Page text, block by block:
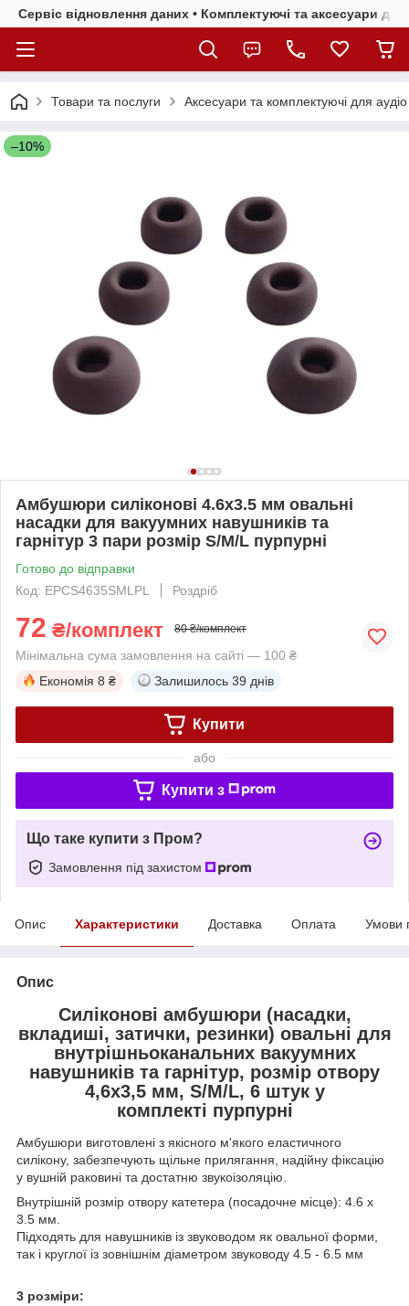
Сервіс відновлення даних • Комплектуючі та аксесуари
Товари та послуги Аксесуари та комплектуючі для
–10%
Амбушюри силіконові 4.6x3.5 мм овальні
насадки для вакуумних навушників та
гарнітур 3 пари розмір S/M/L пурпурні
Готово до відправки
Код: EPCS4635SMLPL
Роздріб
72 ₴/комплект 80 ₴/комплект
Мінімальна сума замовлення на сайті — 100 ₴
Економія 8 ₴ Залишилось 39 днів
Купити
або
Купити з
Що таке купити з Пром?
Замовлення під захистом
Опис Характеристики Доставка Оплата Умови
Опис
Силіконові амбушюри (насадки,
вкладиші, затички, резинки) овальні для
внутрішньоканальних вакуумних
навушників та гарнітур, розмір отвору
4,6x3,5 мм, S/M/L, 6 штук у
комплекті пурпурні
Амбушюри виготовлені з якісного м'якого еластичного
силікону, забезпечують щільне прилягання, надійну фіксацію
у вушній раковині та достатню звукоізоляцію.
Внутрішній розмір отвору катетера (посадочне місце): 4.6 x
3.5 мм.
Підходять для навушників із звуководом як овальної форми,
так і круглої із зовнішнім діаметром звуководу 4.5 - 6.5 мм
3 розміри: